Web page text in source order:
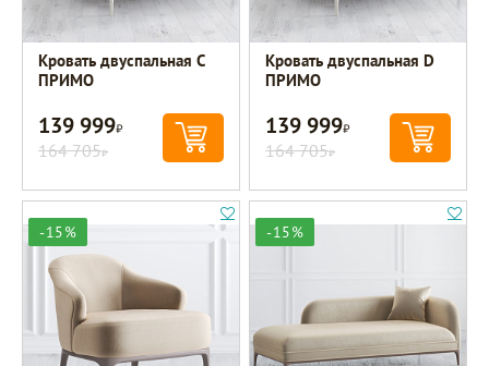
Кровать двуспальная C
ПРИМО
139 999Р
164 705Р
Кровать двуспальная D
ПРИМО
139 999Р
164 705Р
-15% -15%